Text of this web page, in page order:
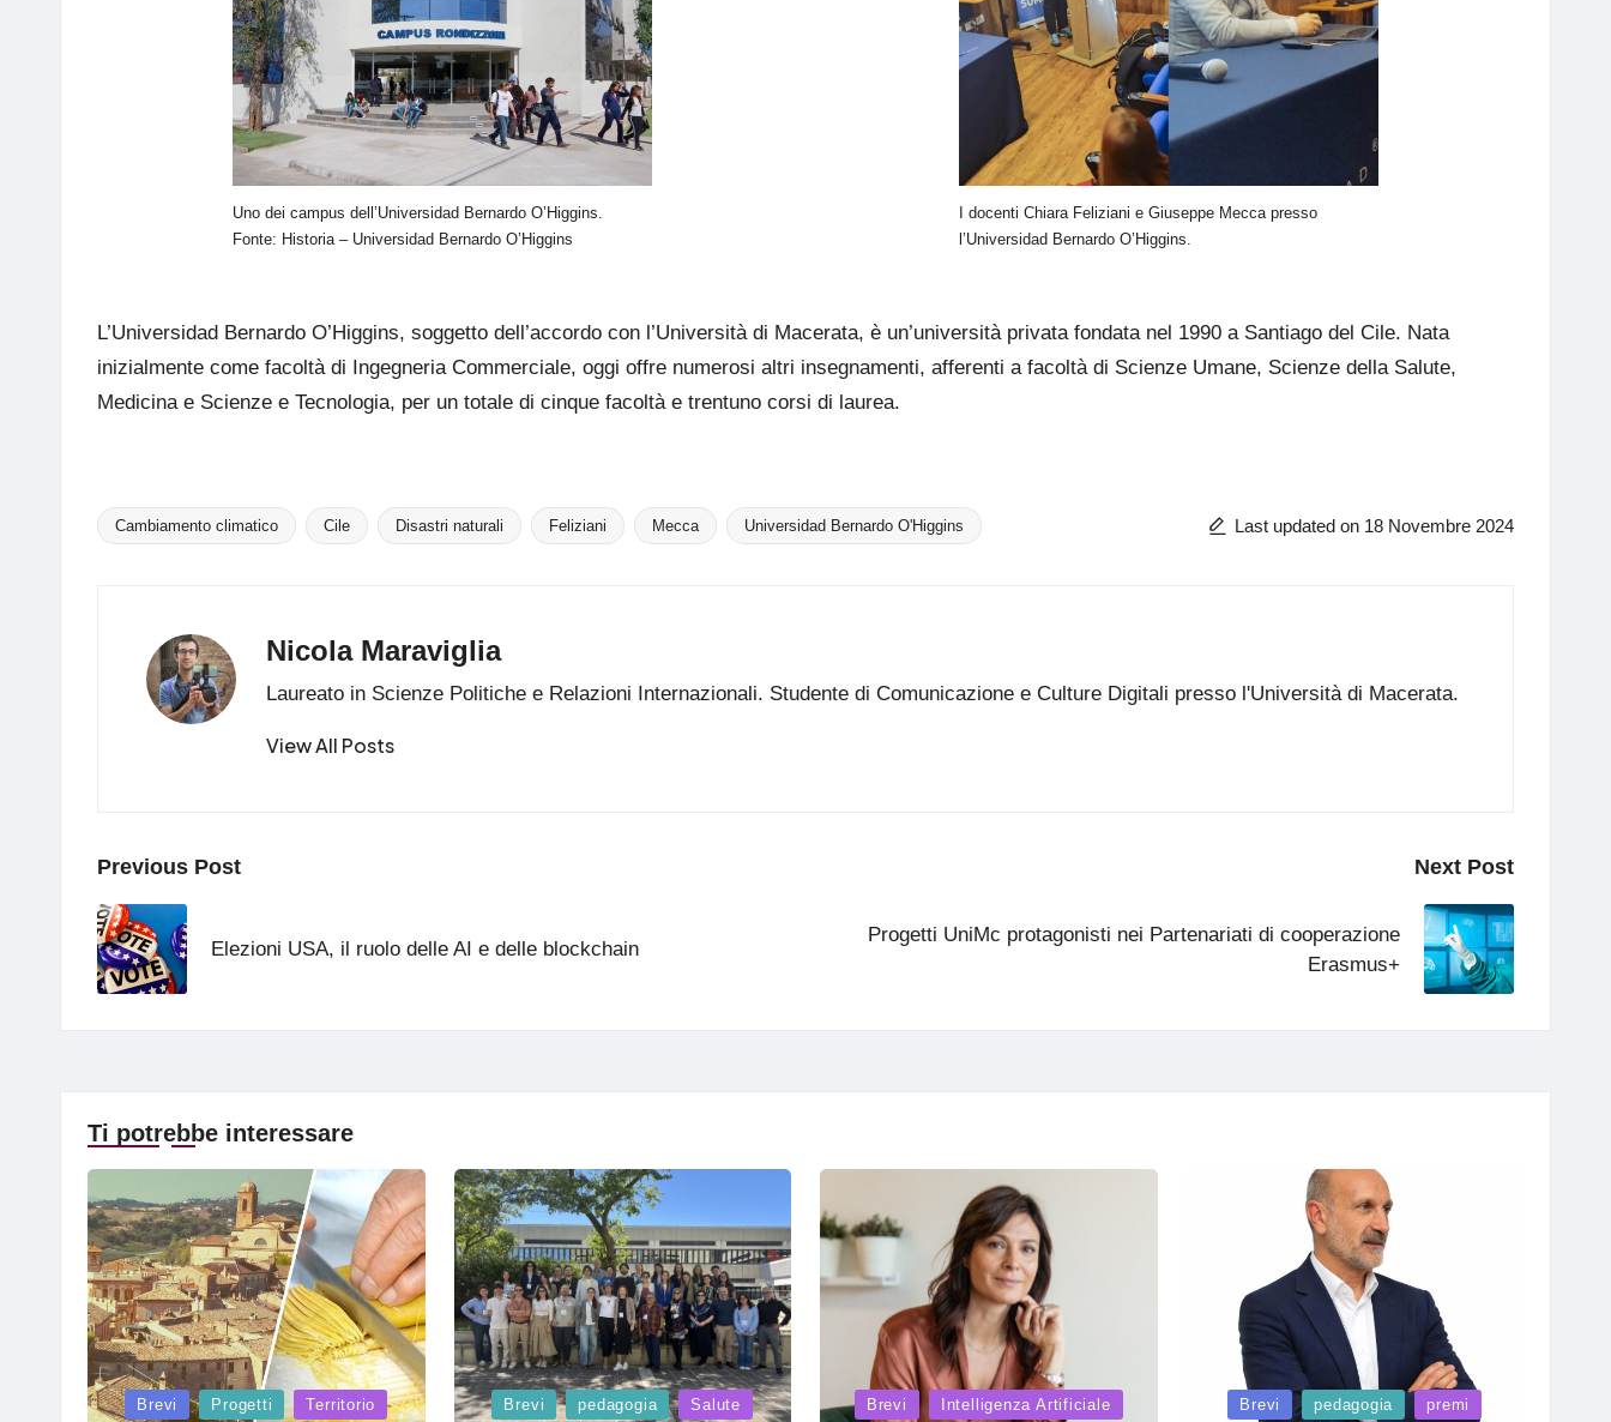
Uno dei campus dell’Universidad Bernardo O’Higgins.
Fonte: Historia – Universidad Bernardo O’Higgins
I docenti Chiara Feliziani e Giuseppe Mecca presso
l’Universidad Bernardo O’Higgins.
L’Universidad Bernardo O’Higgins, soggetto dell’accordo con l’Università di Macerata, è un’università privata fondata nel 1990 a Santiago del Cile. Nata
inizialmente come facoltà di Ingegneria Commerciale, oggi offre numerosi altri insegnamenti, afferenti a facoltà di Scienze Umane, Scienze della Salute,
Medicina e Scienze e Tecnologia, per un totale di cinque facoltà e trentuno corsi di laurea.
Tags:
Cambiamento climatico Cile Disastri naturali Feliziani Mecca Universidad Bernardo O'Higgins Last updated on 18 Novembre 2024
Nicola Maraviglia
Laureato in Scienze Politiche e Relazioni Internazionali. Studente di Comunicazione e Culture Digitali presso l'Università di Macerata.
View All Posts
Post
navigation
Previous Post
Elezioni USA, il ruolo delle AI e delle blockchain
Next Post
Progetti UniMc protagonisti nei Partenariati di cooperazione
Erasmus+
Ti potrebbe interessare
PostedBrevi Progetti Territorio PostedBrevi pedagogia Salute PostedBrevi Intelligenza Artificiale PostedBrevi pedagogia premi